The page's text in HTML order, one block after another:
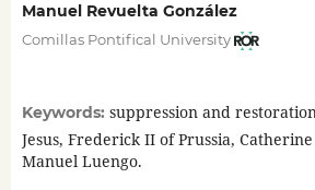
Manuel Revuelta González
Comillas Pontifical University
Keywords: suppression and
Jesus, Frederick II of Prussia,
Manuel Luengo.